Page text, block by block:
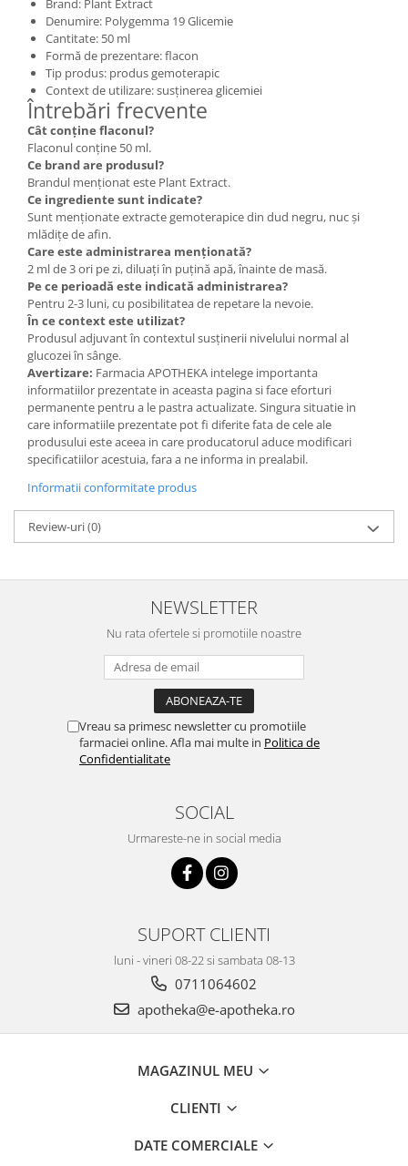
Brand: Plant Extract
Denumire: Polygemma 19 Glicemie
Cantitate: 50 ml
Formă de prezentare: flacon
Tip produs: produs gemoterapic
Context de utilizare: susținerea glicemiei
Întrebări frecvente
Cât conține flaconul?
Flaconul conține 50 ml.
Ce brand are produsul?
Brandul menționat este Plant Extract.
Ce ingrediente sunt indicate?
Sunt menționate extracte gemoterapice din dud negru, nuc și
mlădițe de afin.
Care este administrarea menționată?
2 ml de 3 ori pe zi, diluați în puțină apă, înainte de masă.
Pe ce perioadă este indicată administrarea?
Pentru 2-3 luni, cu posibilitatea de repetare la nevoie.
În ce context este utilizat?
Produsul adjuvant în contextul susținerii nivelului normal al
glucozei în sânge.
Avertizare: Farmacia APOTHEKA intelege importanta
informatiilor prezentate in aceasta pagina si face eforturi
permanente pentru a le pastra actualizate. Singura situatie in
care informatiile prezentate pot fi diferite fata de cele ale
produsului este aceea in care producatorul aduce modificari
specificatiilor acestuia, fara a ne informa in prealabil.
Informatii conformitate produs
Review-uri(0)
NEWSLETTER
Nu rata ofertele si promotiile noastre
Vreau sa primesc newsletter cu promotiile
farmaciei online. Afla mai multe in Politica de
Confidentialitate
SOCIAL
Urmareste-ne in social media
SUPORT CLIENTI
luni - vineri 08-22 si sambata 08-13
0711064602
apotheka@e-apotheka.ro
MAGAZINUL MEU
CLIENTI
DATE COMERCIALE